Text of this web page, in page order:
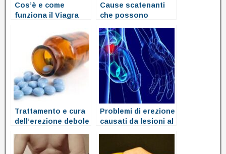
Cos’è e come
funziona il Viagra
Cause scatenanti
che possono
di erezione
Trattamento e cura
dell’erezione debole
erettile con i farmaci
Problemi di erezione
causati da lesioni al